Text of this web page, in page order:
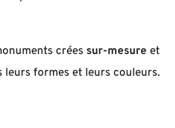
crées sur-mesure et
leurs formes et leurs couleurs.